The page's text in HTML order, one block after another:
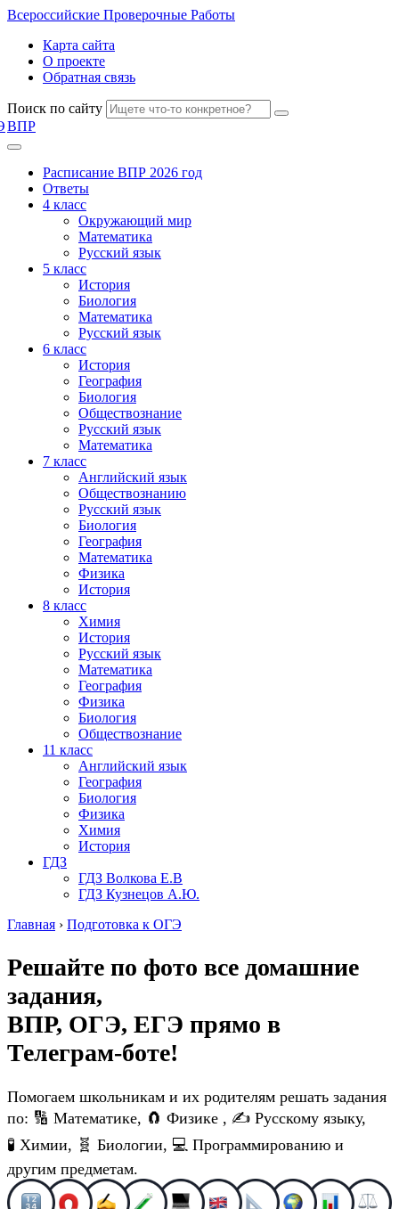
Всероссийские Проверочные Работы
Карта сайта
О проекте
Обратная связь
Поиск по сайту
ВПР
Расписание ВПР 2026 год
Ответы
4 класс
Окружающий мир
Математика
Русский язык
5 класс
История
Биология
Математика
Русский язык
6 класс
История
География
Биология
Обществознание
Русский язык
Математика
7 класс
Английский язык
Обществознанию
Русский язык
Биология
География
Математика
Физика
История
8 класс
Химия
История
Русский язык
Математика
География
Физика
Биология
Обществознание
11 класс
Английский язык
География
Биология
Физика
Химия
История
ГДЗ
ГДЗ Волкова Е.В
ГДЗ Кузнецов А.Ю.
Главная › Подготовка к ОГЭ
Решайте по фото все домашние
задания,
ВПР, ОГЭ, ЕГЭ прямо в
Телеграм-боте!
Помогаем школьникам и их родителям решать задания
по: 🔢 Математике, 🧲 Физике , ✍️ Русскому языку,
🧪 Химии, 🧬 Биологии, 💻 Программированию и
другим предметам.